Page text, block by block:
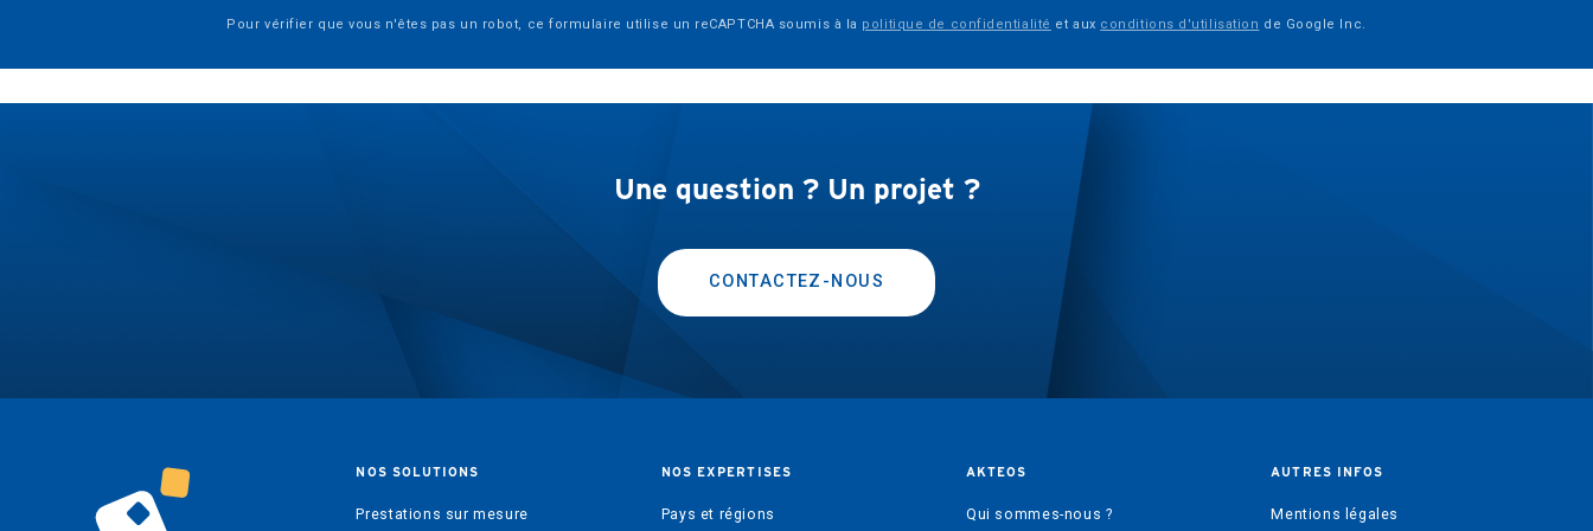
Pour vérifier que vous n'êtes pas un robot, ce formulaire utilise un reCAPTCHA soumis à la politique de confidentialité et aux conditions d'utilisation de Google Inc.
Une question ? Un projet ?
CONTACTEZ-NOUS
NOS SOLUTIONS
Prestations sur mesure
NOS EXPERTISES
Pays et régions
AKTEOS
Qui sommes-nous ?
AUTRES INFOS
Mentions légales